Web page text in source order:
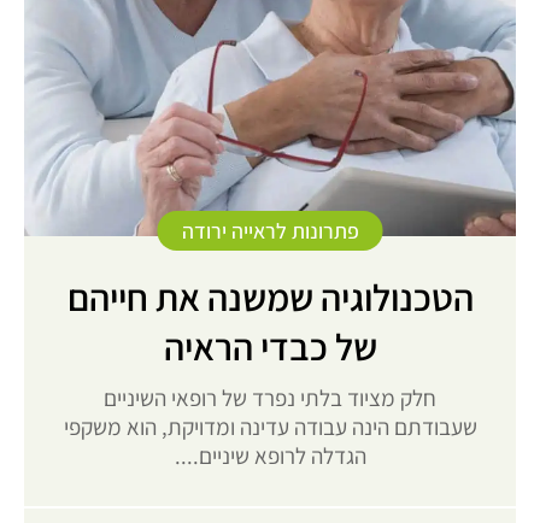
פתרונות לראייה ירודה
הטכנולוגיה שמשנה את חייהם
של כבדי הראיה
חלק מציוד בלתי נפרד של רופאי השיניים
שעבודתם הינה עבודה עדינה ומדויקת, הוא משקפי
הגדלה לרופא שיניים....